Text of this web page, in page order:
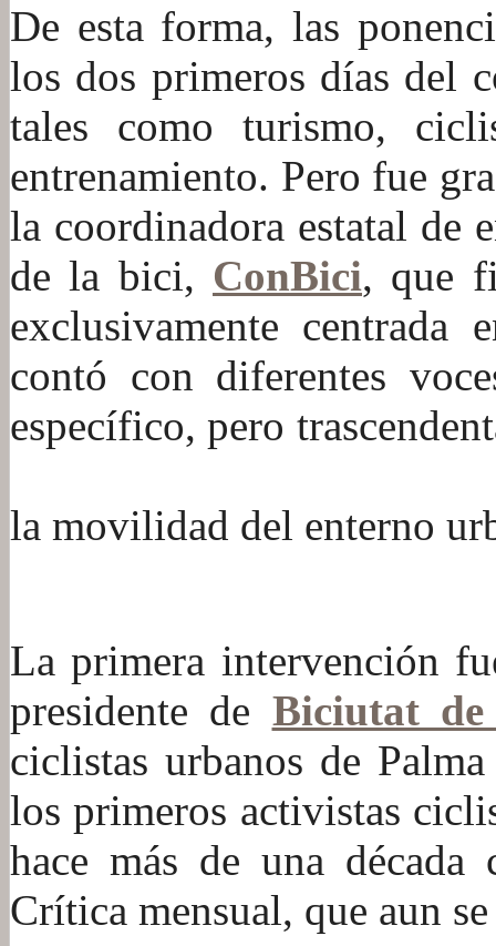
De esta forma, las
los dos primeros días del
tales como turismo,
entrenamiento. Pero fue
la coordinadora estatal de
de la bici, ConBici, que
exclusivamente
contó con diferentes
específico, pero
la movilidad del enterno
La primera intervención
presidente de Biciutat
ciclistas urbanos de
los primeros activistas
hace más de una
Crítica mensual, que aun